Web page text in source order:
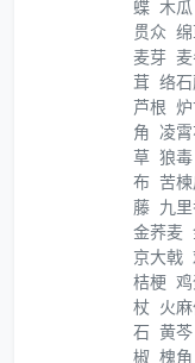
蝶 木瓜
贯众
麦芽
茸 络
芦根
角 凌
草 狼毒
布 苦
藤 九
金荞麦
京大戟
桔梗
杖 火
石 黄芩
椒 槐角